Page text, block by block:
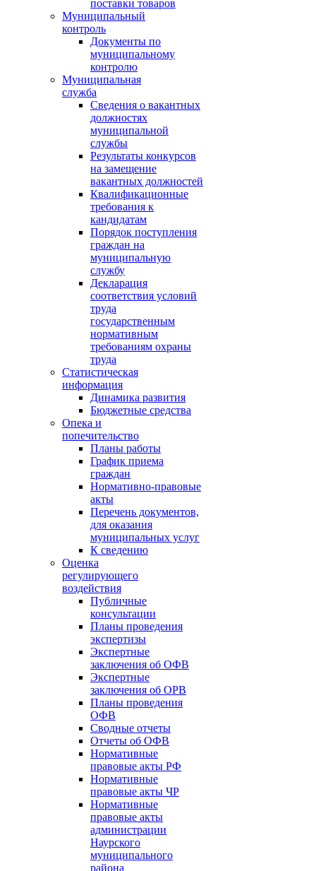
поставки товаров
Муниципальный
контроль
Документы по
муниципальному
контролю
Муниципальная
служба
Сведения о вакантных
должностях
муниципальной
службы
Результаты конкурсов
на замещение
вакантных должностей
Квалификационные
требования к
кандидатам
Порядок поступления
граждан на
муниципальную
службу
Декларация
соответствия условий
труда
государственным
нормативным
требованиям охраны
труда
Статистическая
информация
Динамика развития
Бюджетные средства
Опека и
попечительство
Планы работы
График приема
граждан
Нормативно-правовые
акты
Перечень документов,
для оказания
муниципальных услуг
К сведению
Оценка
регулирующего
воздействия
Публичные
консультации
Планы проведения
экспертизы
Экспертные
заключения об ОФВ
Экспертные
заключения об ОРВ
Планы проведения
ОФВ
Сводные отчеты
Отчеты об ОФВ
Нормативные
правовые акты РФ
Нормативные
правовые акты ЧР
Нормативные
правовые акты
администрации
Наурского
муниципального
района